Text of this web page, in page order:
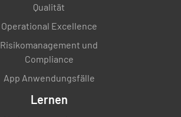
Qualität
Operational Excellence
Risikomanagement und
Compliance
App Anwendungsfälle
Lernen